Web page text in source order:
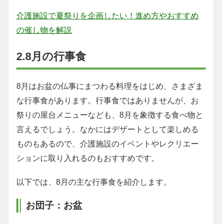
介護施設で夏祭りを企画したい！進め方やおすすめ
の催し物を解説
2.8月の行事食
8月はお盆の仏事にまつわる料理をはじめ、さまざま
な行事食があります。行事食ではありませんが、お
祭りの屋台メニューなども、8月を象徴する食べ物と
言えるでしょう。なかにはデザートとして楽しめる
ものもあるので、介護施設のイベントやレクリエー
ションに取り入れるのもおすすめです。
以下では、8月の主な行事食を紹介します。
お団子：お盆